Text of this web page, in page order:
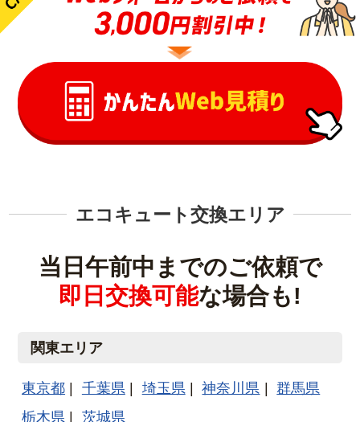
エコキュート交換エリア
当日午前中までのご依頼で
即日交換可能な場合も!
関東エリア
東京都 千葉県 埼玉県 神奈川県
群馬県
栃木県
茨城県